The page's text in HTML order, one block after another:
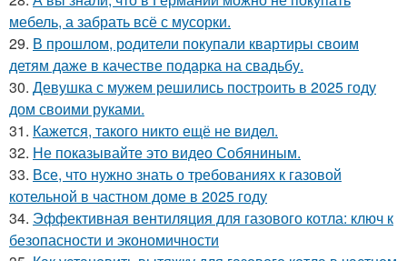
мебель, а забрать всё с мусорки.
29. В прошлом, родители покупали квартиры своим
детям даже в качестве подарка на свадьбу.
30. Девушка с мужем решились построить в 2025 году
дом своими руками.
31. Кажется, такого никто ещё не видел.
32. Не показывайте это видео Собяниным.
33. Все, что нужно знать о требованиях к газовой
котельной в частном доме в 2025 году
34. Эффективная вентиляция для газового котла: ключ к
безопасности и экономичности